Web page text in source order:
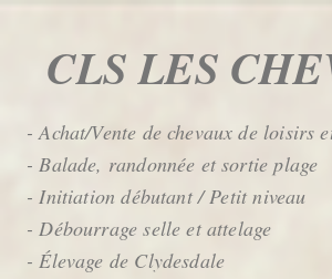
CLS LES
- Achat/Vente de chevaux de loisirs
- Balade, randonnée et sortie plage
- Initiation débutant / Petit niveau
- Débourrage selle et attelage
- Élevage de Clydesdale